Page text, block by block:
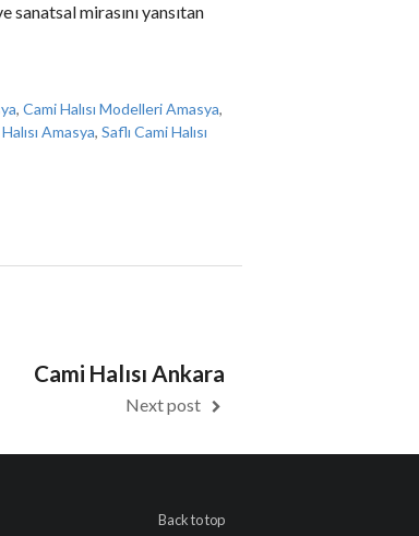
mirasını yansıtan
, Cami Halısı Modelleri Amasya,
Amasya, Saflı Cami Halısı
Cami Halısı Ankara
Next post
Back to top